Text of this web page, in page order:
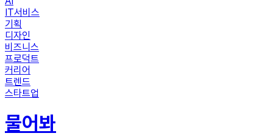
IT서비스
기획
디자인
비즈니스
프로덕트
커리어
트렌드
스타트업
물어봐